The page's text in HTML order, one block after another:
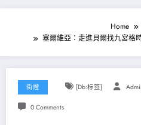
Home
塞爾維亞：走進貝爾找九宮格
街燈 [db:标签]
0 Comments